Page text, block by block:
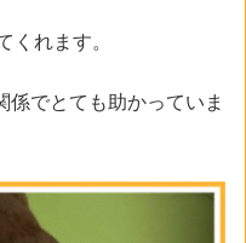
くれます。
でとても助かっていま